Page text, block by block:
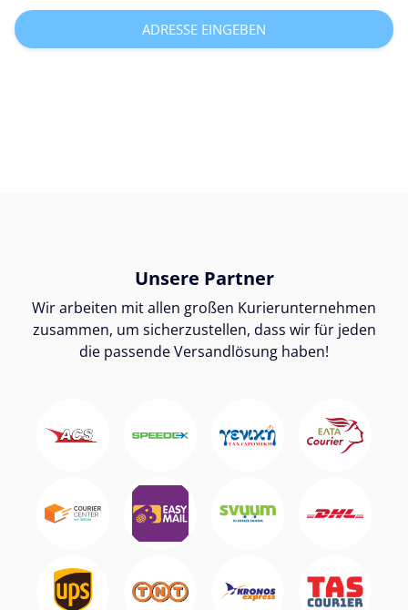
ADRESSE EINGEBEN
Unsere Partner
Wir arbeiten mit allen großen Kurierunternehmen
zusammen, um sicherzustellen, dass wir für jeden
die passende Versandlösung haben!